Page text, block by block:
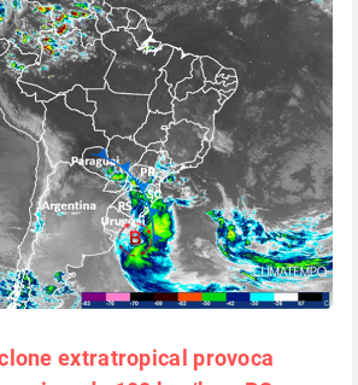
extratropical provoca